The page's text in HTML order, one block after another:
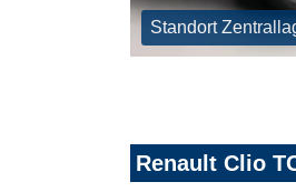
Standort
Renault Clio